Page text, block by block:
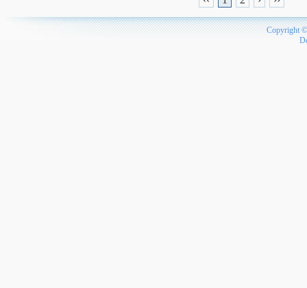
Copyright